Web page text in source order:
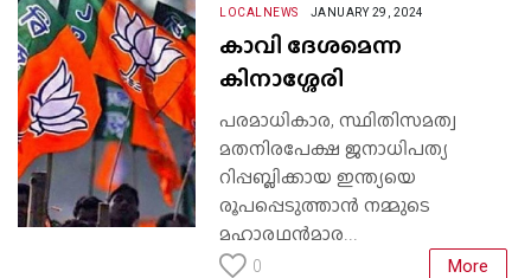
LOCALNEWS JANUARY 29, 2024
കാവി ദേശമെന്ന
കിനാശ്ശേരി
പരമാധികാര, സ്ഥിതിസമത്വ
മതനിരപേക്ഷ ജനാധിപത്യ
റിപ്പബ്ലിക്കായ ഇന്ത്യയെ
രൂപപ്പെടുത്താൻ നമ്മുടെ
മഹാരഥൻമാര...
0 More